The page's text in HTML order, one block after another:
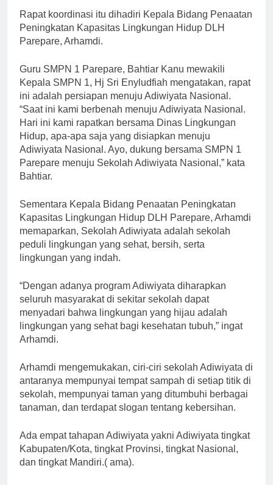
Rapat koordinasi itu dihadiri Kepala Bidang Penaatan
Peningkatan Kapasitas Lingkungan Hidup DLH
Parepare, Arhamdi.
Guru SMPN 1 Parepare, Bahtiar Kanu mewakili
Kepala SMPN 1, Hj Sri Enyludfiah mengatakan, rapat
ini adalah persiapan menuju Adiwiyata Nasional.
“Saat ini kami berbenah menuju Adiwiyata Nasional.
Hari ini kami rapatkan bersama Dinas Lingkungan
Hidup, apa-apa saja yang disiapkan menuju
Adiwiyata Nasional. Ayo, dukung bersama SMPN 1
Parepare menuju Sekolah Adiwiyata Nasional,” kata
Bahtiar.
Sementara Kepala Bidang Penaatan Peningkatan
Kapasitas Lingkungan Hidup DLH Parepare, Arhamdi
memaparkan, Sekolah Adiwiyata adalah sekolah
peduli lingkungan yang sehat, bersih, serta
lingkungan yang indah.
“Dengan adanya program Adiwiyata diharapkan
seluruh masyarakat di sekitar sekolah dapat
menyadari bahwa lingkungan yang hijau adalah
lingkungan yang sehat bagi kesehatan tubuh,” ingat
Arhamdi.
Arhamdi mengemukakan, ciri-ciri sekolah Adiwiyata di
antaranya mempunyai tempat sampah di setiap titik di
sekolah, mempunyai taman yang ditumbuhi berbagai
tanaman, dan terdapat slogan tentang kebersihan.
Ada empat tahapan Adiwiyata yakni Adiwiyata tingkat
Kabupaten/Kota, tingkat Provinsi, tingkat Nasional,
dan tingkat Mandiri.( ama).